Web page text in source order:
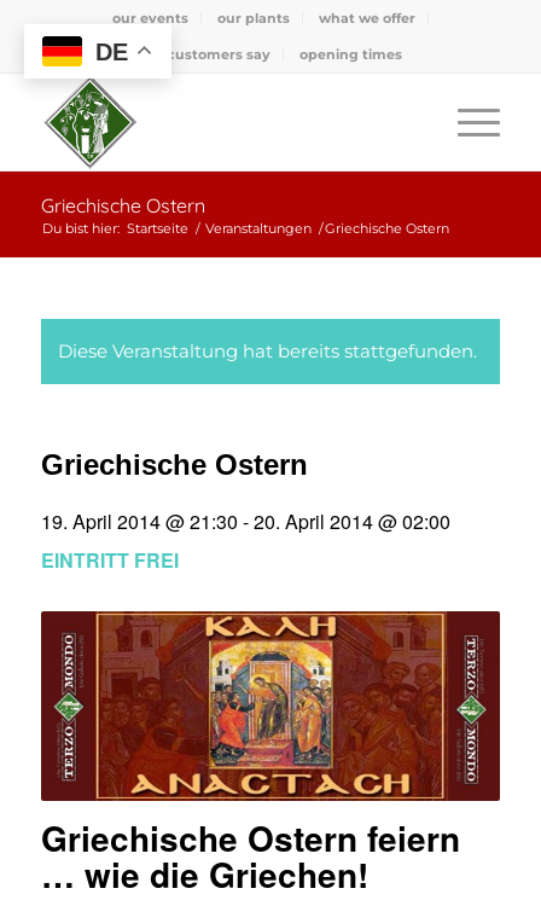
our events our plants what we offer
what customers say opening times
Griechische Ostern
Du bist hier: Startseite / Veranstaltungen /Griechische Ostern
Diese Veranstaltung hat bereits stattgefunden.
Griechische Ostern
19. April 2014 @ 21:30 -20. April 2014 @ 02:00
EINTRITT FREI
Griechische Ostern feiern
… wie die Griechen!
DE